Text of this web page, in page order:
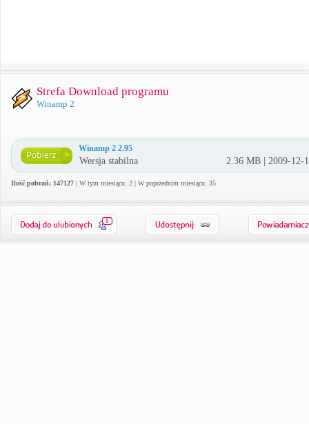
Strefa Download programu
Winamp 2
Winamp 2 2.95
Wersja stabilna 2.36 MB | 2009-12-
Ilość pobrań: 147127 | W tym miesiącu: 2 | W poprzednim miesiącu: 35
1